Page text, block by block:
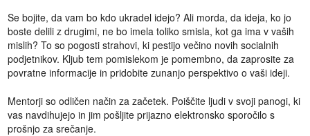
Se bojite, da vam bo kdo ukradel idejo? Ali morda, da ideja, ko jo
boste delili z drugimi, ne bo imela toliko smisla, kot ga ima v vaših
mislih? To so pogosti strahovi, ki pestijo večino novih socialnih
podjetnikov. Kljub tem pomislekom je pomembno, da zaprosite za
povratne informacije in pridobite zunanjo perspektivo o vaši ideji.
Mentorji so odličen način za začetek. Poiščite ljudi v svoji panogi, ki
vas navdihujejo in jim pošljite prijazno elektronsko sporočilo s
prošnjo za srečanje.